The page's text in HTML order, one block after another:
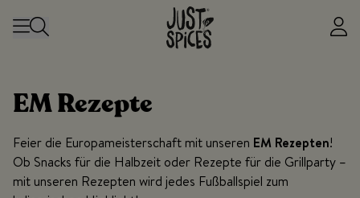
EM Rezepte
Feier die Europameisterschaft mit unseren EM Rezepten!
Ob Snacks für die Halbzeit oder Rezepte für die Grillparty –
mit unseren Rezepten wird jedes Fußballspiel zum